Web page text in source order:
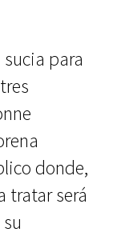
para
donde,
tratar será